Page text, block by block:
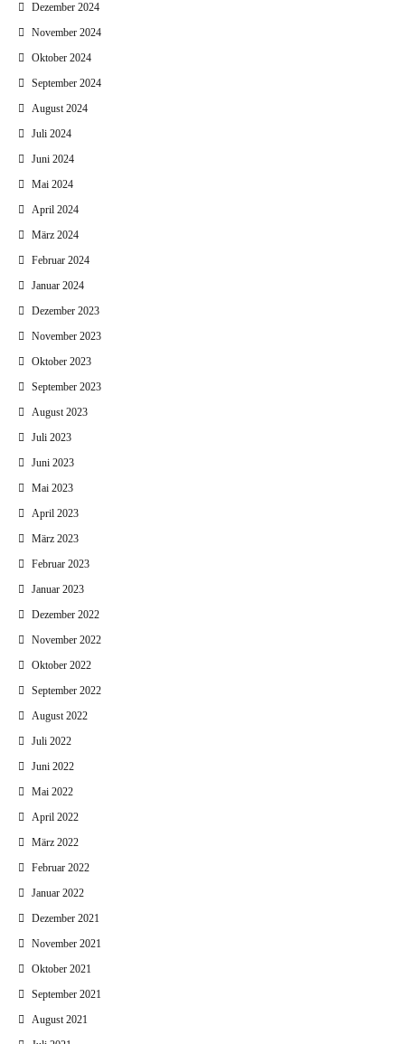
Dezember 2024
November 2024
Oktober 2024
September 2024
August 2024
Juli 2024
Juni 2024
Mai 2024
April 2024
März 2024
Februar 2024
Januar 2024
Dezember 2023
November 2023
Oktober 2023
September 2023
August 2023
Juli 2023
Juni 2023
Mai 2023
April 2023
März 2023
Februar 2023
Januar 2023
Dezember 2022
November 2022
Oktober 2022
September 2022
August 2022
Juli 2022
Juni 2022
Mai 2022
April 2022
März 2022
Februar 2022
Januar 2022
Dezember 2021
November 2021
Oktober 2021
September 2021
August 2021